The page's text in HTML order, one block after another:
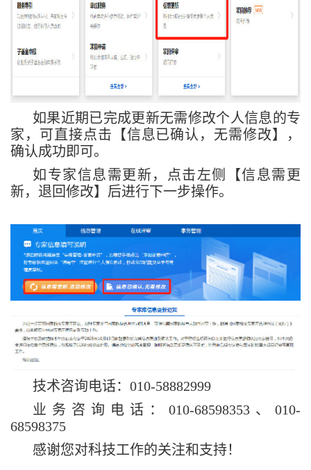
如果近期已完成更新无需修改个人信息的专
家，可直接点击【信息已确认，无需修改】，
确认成功即可。
如专家信息需更新，点击左侧【信息需更
新，退回修改】后进行下一步操作。
技术咨询电话：010-58882999
业务咨询电话：010-68598353、010-
68598375
感谢您对科技工作的关注和支持！